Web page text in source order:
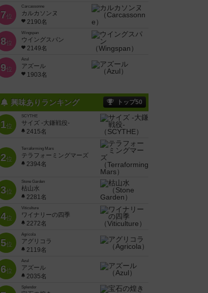
7位
Carcassonne
カルカソンヌ
2190名
8位
Wingspan
ウイングスパン
2149名
9位
Azul
アズール
1903名
興味ありランキング トップ50
1位
SCYTHE
サイズ -大鎌戦役-
2415名
2位
Terraforming Mars
テラフォーミングマーズ
2394名
3位
Stone Garden
枯山水
2281名
4位
Viticulture
ワイナリーの四季
2272名
5位
Agricola
アグリコラ
2119名
6位
Azul
アズール
2035名
Splendor